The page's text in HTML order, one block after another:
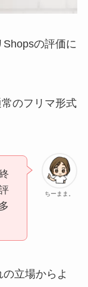
の評価に
のフリマ形式
ちーまま。
立場からよ